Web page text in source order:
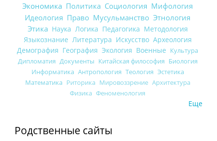
Экономика Политика Социология Мифология
Идеология Право Мусульманство Этнология
Этика Наука Логика Педагогика Методология
Языкознание Литература Искусство Археология
Демография География Экология Военные Культура
Дипломатия Документы Китайская философия Биология
Информатика Антропология Теология Эстетика
Математика Риторика Мировоззрение Архитектура
Физика Феноменология
Еще
Родственные сайты